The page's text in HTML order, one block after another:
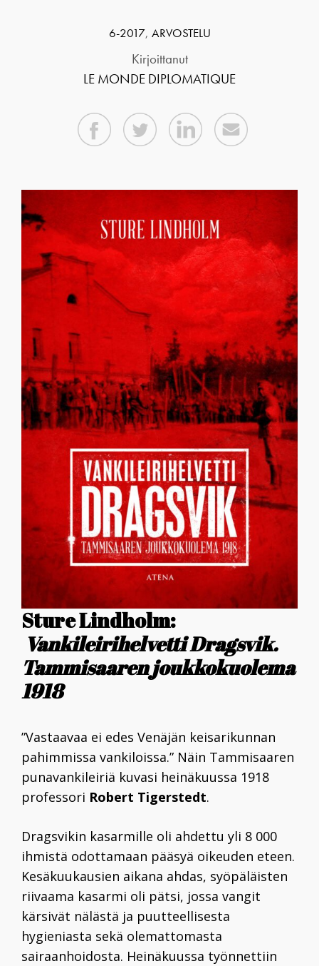
6-2017, ARVOSTELU
Kirjoittanut
LE MONDE DIPLOMATIQUE
Sture Lindholm:
Vankileirihelvetti Dragsvik.
Tammisaaren joukkokuolema
1918
”Vastaavaa ei edes Venäjän keisarikunnan
pahimmissa vankiloissa.” Näin Tammisaaren
punavankileiriä kuvasi heinäkuussa 1918
professori Robert Tigerstedt.
Dragsvikin kasarmille oli ahdettu yli 8 000
ihmistä odottamaan pääsyä oikeuden eteen.
Kesäkuukausien aikana ahdas, syöpäläisten
riivaama kasarmi oli pätsi, jossa vangit
kärsivät nälästä ja puutteellisesta
hygieniasta sekä olemattomasta
sairaanhoidosta. Heinäkuussa työnnettiin